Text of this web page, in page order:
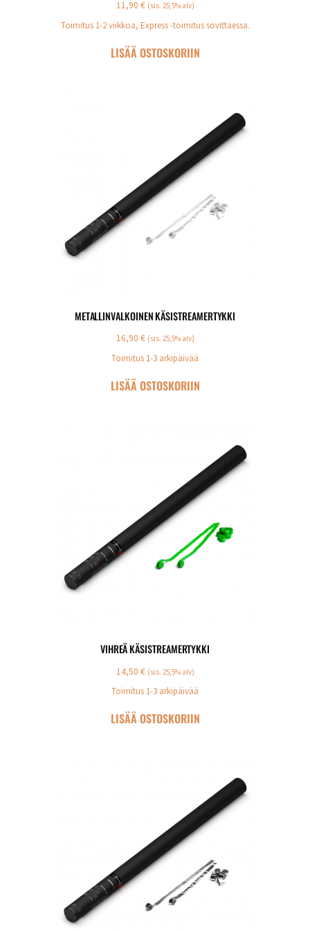
11,90 € (sis. 25,5% alv)
Toimitus 1-2 viikkoa, Express -toimitus sovittaessa.
LISÄÄ OSTOSKORIIN
METALLINVALKOINEN KÄSISTREAMERTYKKI
16,90 € (sis. 25,5% alv)
Toimitus 1-3 arkipäivää
LISÄÄ OSTOSKORIIN
VIHREÄ KÄSISTREAMERTYKKI
14,50 € (sis. 25,5% alv)
Toimitus 1-3 arkipäivää
LISÄÄ OSTOSKORIIN